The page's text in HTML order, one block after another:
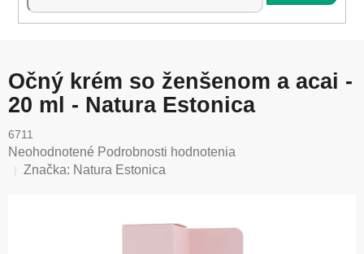
Očný krém so ženšenom a acai -
20 ml - Natura Estonica
6711
Priemerné
hodnotenie
Neohodnotené Podrobnosti hodnotenia
Značka: Natura Estonica